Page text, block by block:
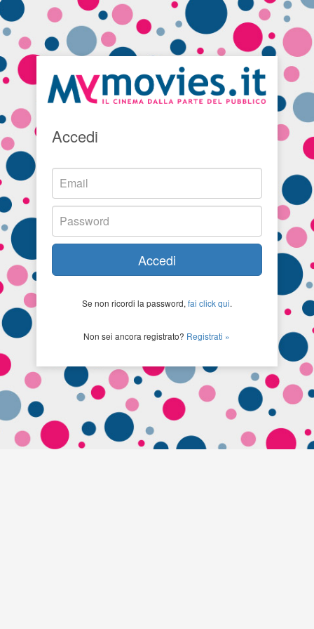
Accedi
Accedi
Se non ricordi la password, fai click qui.
Non sei ancora registrato? Registrati »